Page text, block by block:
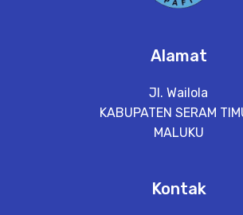
Alamat
Jl. Wailola
KABUPATEN SERAM
MALUKU
Kontak